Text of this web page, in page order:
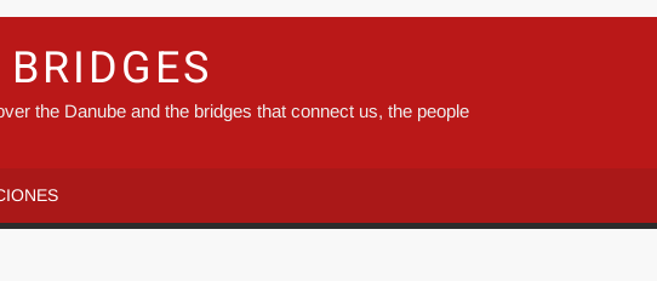
the Danube and the bridges that connect us, the people